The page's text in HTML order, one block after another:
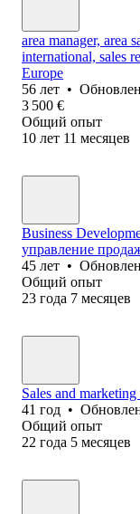
area manager, area
international, sales
Europe
56 лет •
3 500 €
Общий опыт
10 лет 11 месяцев
Business
управление
45 лет •
Общий опыт
23 года 7 месяцев
Sales and marketing
41 год •
Общий опыт
22 года 5 месяцев